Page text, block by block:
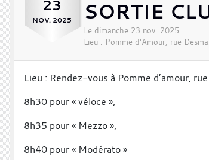
23
NOV. 2025 SORTIE
Le dimanche 23 nov. 2025
Lieu : Pomme d'Amour, rue
Lieu : Rendez-vous à Pomme d’amour,
8h30 pour « véloce »,
8h35 pour « Mezzo »,
8h40 pour « Modérato »